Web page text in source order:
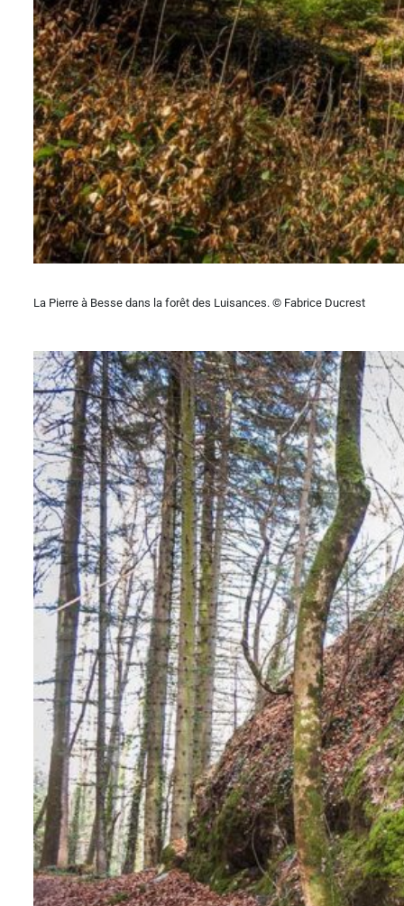
La Pierre à Besse dans la forêt des Luisances. © Fabrice Ducrest